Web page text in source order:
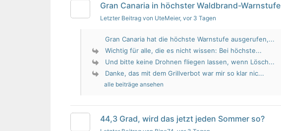
Gran Canaria in höchster Waldbrand-Warnstufe
Letzter Beitrag von UteMeier, vor 3 Tagen
Gran Canaria hat die höchste Warnstufe ausgerufen,...
Wichtig für alle, die es nicht wissen: Bei höchste...
Und bitte keine Drohnen fliegen lassen, wenn Lösch...
Danke, das mit dem Grillverbot war mir so klar nic...
alle beiträge ansehen
44,3 Grad, wird das jetzt jeden Sommer so?